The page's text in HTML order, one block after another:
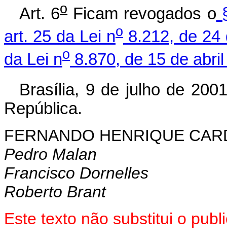
Art. 6oFicam revogados o
art. 25 da Lei no 8.212, de 24
da Lei no 8.870, de 15 de
Brasília, 9 de julho de
República.
FERNANDO HENRIQUE
Pedro Malan
Francisco Dornelles
Roberto Brant
Este texto não substitui o